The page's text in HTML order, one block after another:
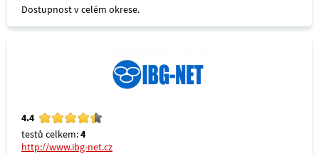
Dostupnost v celém okrese.
4.4
testů celkem:4
http://www.ibg-net.cz